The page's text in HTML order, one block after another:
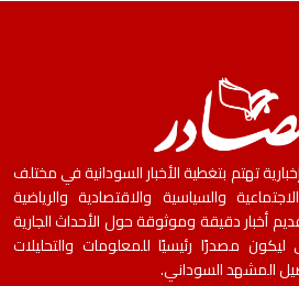
تهتم بتغطية الأخبار السودانية في مختلف
والسياسية والاقتصادية والرياضية
أخبار دقيقة وموثوقة حول الأحداث الجارية
مصدرًا رئيسيًا للمعلومات والتحليلات
المشهد السوداني.